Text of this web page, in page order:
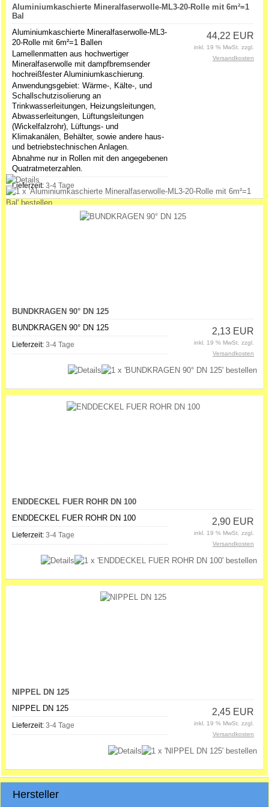
Aluminiumkaschierte Mineralfaserwolle-ML3-20-Rolle mit 6m²=1
Bal
Aluminiumkaschierte Mineralfaserwolle-ML3-
20-Rolle mit 6m²=1 Ballen
Lamellenmatten aus hochwertiger
Mineralfaserwolle mit dampfbremsender
hochreißfester Aluminiumkaschierung.
Anwendungsgebiet: Wärme-, Kälte-, und
Schallschutzisolierung an
Trinkwasserleitungen, Heizungsleitungen,
Abwasserleitungen, Lüftungsleitungen
(Wickelfalzrohr), Lüftungs- und
Klimakanälen, Behälter, sowie andere haus-
und betriebstechnischen Anlagen.
Abnahme nur in Rollen mit den angegebenen
Quatratmeterzahlen.
Lieferzeit: 3-4 Tage
44,22 EUR
inkl. 19 % MwSt. zzgl.
Versandkosten
BUNDKRAGEN 90° DN 125
BUNDKRAGEN 90° DN 125
Lieferzeit: 3-4 Tage
2,13 EUR
inkl. 19 % MwSt. zzgl.
Versandkosten
ENDDECKEL FUER ROHR DN 100
ENDDECKEL FUER ROHR DN 100
Lieferzeit: 3-4 Tage
2,90 EUR
inkl. 19 % MwSt. zzgl.
Versandkosten
NIPPEL DN 125
NIPPEL DN 125
Lieferzeit: 3-4 Tage
2,45 EUR
inkl. 19 % MwSt. zzgl.
Versandkosten
Hersteller